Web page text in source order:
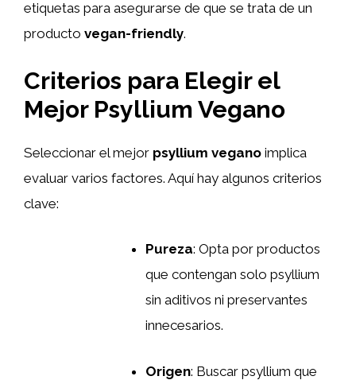
etiquetas para asegurarse de que se trata de un
producto vegan-friendly.
Criterios para Elegir el
Mejor Psyllium Vegano
Seleccionar el mejor psyllium vegano implica
evaluar varios factores. Aquí hay algunos criterios
clave:
Pureza: Opta por productos
que contengan solo psyllium
sin aditivos ni preservantes
innecesarios.
Origen: Buscar psyllium que